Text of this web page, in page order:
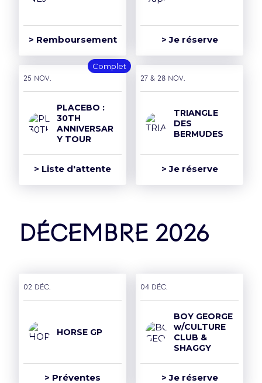
> Remboursement > Je réserve
Complet
25 nov.
PLACEBO :
30TH
ANNIVERSAR
Y TOUR
> Liste d'attente
27 & 28 nov.
TRIANGLE
DES
BERMUDES
> Je réserve
décembre 2026
02 déc.
HORSE GP
> Préventes
04 déc.
BOY GEORGE
w/CULTURE
CLUB &
SHAGGY
> Je réserve